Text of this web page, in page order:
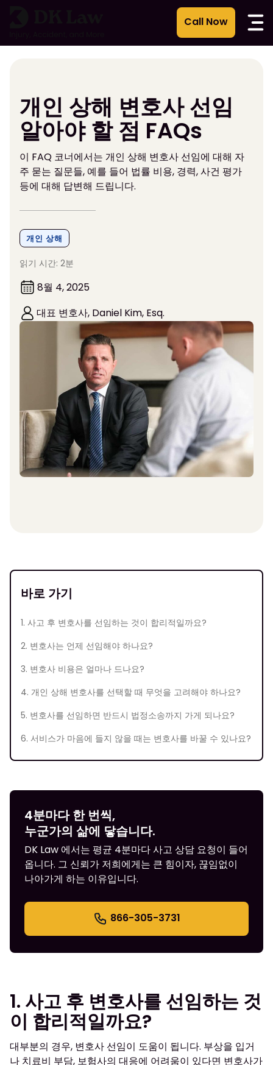
로
개인 상해 변호사 선임
알아야 할 점 FAQs
이 FAQ 코너에서는 개인 상해 변호사 선임에 대해 자
주 묻는 질문들, 예를 들어 법률 비용, 경력, 사건 평가
등에 대해 답변해 드립니다.
개인 상해
읽기 시간: 2분
8월 4, 2025
대표 변호사, Daniel Kim, Esq.
바로 가기
1. 사고 후 변호사를 선임하는 것이 합리적일까요?
2. 변호사는 언제 선임해야 하나요?
3. 변호사 비용은 얼마나 드나요?
4. 개인 상해 변호사를 선택할 때 무엇을 고려해야 하나요?
5. 변호사를 선임하면 반드시 법정소송까지 가게 되나요?
6. 서비스가 마음에 들지 않을 때는 변호사를 바꿀 수 있나요?
4분마다 한 번씩,
누군가의 삶에 닿습니다.
DK Law 에서는 평균 4분마다 사고 상담 요청이 들어
옵니다. 그 신뢰가 저희에게는 큰 힘이자, 끊임없이
나아가게 하는 이유입니다.
866-305-3731
1. 사고 후 변호사를 선임하는 것
이 합리적일까요?
대부분의 경우, 변호사 선임이 도움이 됩니다. 부상을 입거
나 치료비 부담, 보험사의 대응에 어려움이 있다면 변호사가